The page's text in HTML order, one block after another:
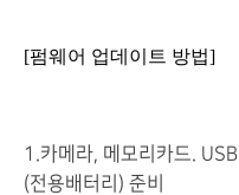
[펌웨어 업데이트 방법]
1.카메라, 메모리카드.
(전용배터리) 준비